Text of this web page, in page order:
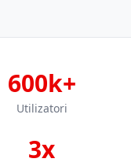
600k+
Utilizatori
3x